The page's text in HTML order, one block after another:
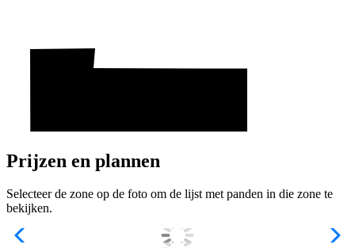
Prijzen en plannen
Selecteer de zone op de foto om de lijst met panden in die zone te
bekijken.